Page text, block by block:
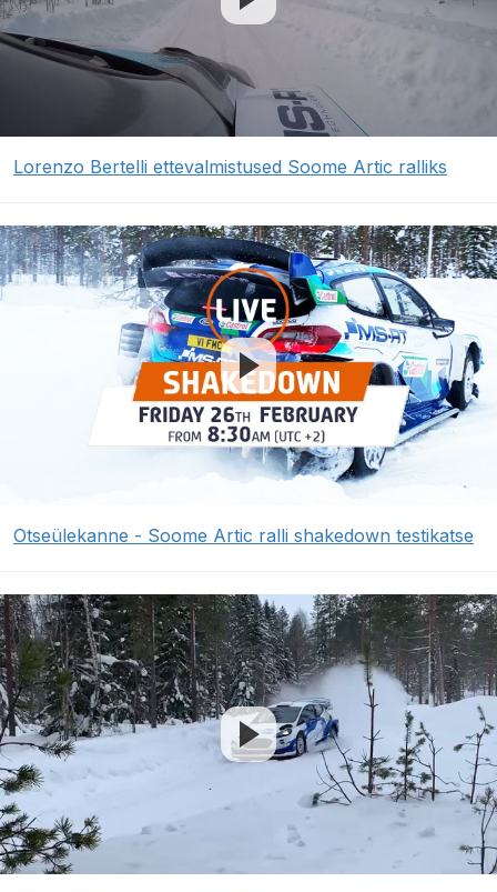
Lorenzo Bertelli ettevalmistused Soome Artic ralliks
Otseülekanne - Soome Artic ralli shakedown testikatse